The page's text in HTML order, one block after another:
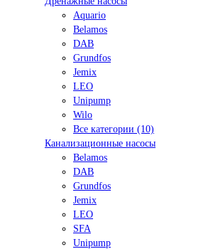
Aquario
Belamos
DAB
Grundfos
Jemix
LEO
Unipump
Wilo
Все категории (10)
Канализационные насосы
Belamos
DAB
Grundfos
Jemix
LEO
SFA
Unipump